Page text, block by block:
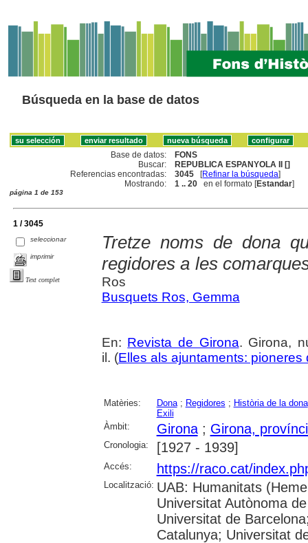
Búsqueda en la base de datos
Base de datos:
FONS
Buscar:
REPUBLICA ESPANYOLA II []
Referencias encontradas:
3045 [Refinar la búsqueda]
Mostrando:
1 .. 20 en el formato [Estandar]
página 1 de 153
1 / 3045
seleccionar
imprimir
Text complet
Tretze noms de dona
regidores a les
Ros
Busquets Ros, Gemma
En: Revista de Girona. Girona,
il. (Elles als ajuntaments: pioneres
Matèries: Dona; Regidores ; Història de la dona
Exili
Àmbit:
Girona; Girona,
Cronologia: [1927 - 1939]
Accés: https://raco.cat/
Localització: UAB: Humanitats
Universitat Autònoma
Universitat de
Catalunya; Universitat